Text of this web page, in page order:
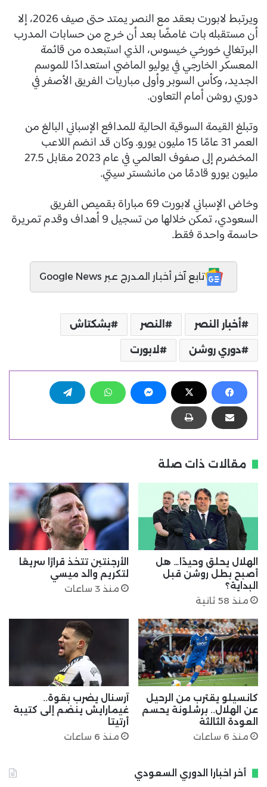
ويرتبط لابورت بعقد مع النصر يمتد حتى صيف 2026، إلا
أن مستقبله بات غامضًا بعد أن خرج من حسابات المدرب
البرتغالي خورخي خيسوس، الذي استبعده من قائمة
المعسكر الخارجي في يوليو الماضي استعدادًا للموسم
الجديد، وكأس السوبر وأولى مباريات الفريق الأصفر في
دوري روشن أمام التعاون.
وتبلغ القيمة السوقية الحالية للمدافع الإسباني البالغ من
العمر 31 عامًا 15 مليون يورو. وكان قد انضم اللاعب
المخضرم إلى صفوف العالمي في عام 2023 مقابل 27.5
مليون يورو قادمًا من مانشستر سيتي.
وخاض الإسباني لابورت 69 مباراة بقميص الفريق
السعودي، تمكن خلالها من تسجيل 9 أهداف وقدم تمريرة
حاسمة واحدة فقط.
تابع آخر أخبار المدرج عبر Google News
أخبار النصر النصر بشكتاش
دوري روشن لابورت
مقالات ذات صلة
الهلال يحلق وحيدًا… هل
أصبح بطل روشن قبل
البداية؟
منذ 58 ثانية
الأرجنتين تتخذ قرارًا سريعًا
لتكريم والد ميسي
منذ 3 ساعات
كانسيلو يقترب من الرحيل
عن الهلال.. برشلونة يحسم
العودة الثالثة
منذ 6 ساعات
آرسنال يضرب بقوة..
غيمارايش ينضم إلى كتيبة
أرتيتا
منذ 6 ساعات
أخر اخبارا الدوري السعودي